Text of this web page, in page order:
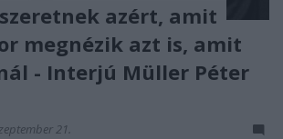
azért, amit
megnézik azt is, amit
- Interjú Müller Péter
21.